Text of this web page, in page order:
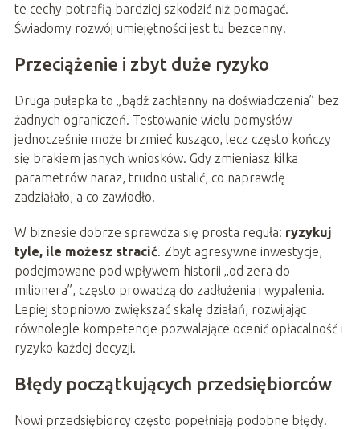
te cechy potrafią bardziej szkodzić niż pomagać.
Świadomy rozwój umiejętności jest tu bezcenny.
Przeciążenie i zbyt duże ryzyko
Druga pułapka to „bądź zachłanny na doświadczenia” bez
żadnych ograniczeń. Testowanie wielu pomysłów
jednocześnie może brzmieć kusząco, lecz często kończy
się brakiem jasnych wniosków. Gdy zmieniasz kilka
parametrów naraz, trudno ustalić, co naprawdę
zadziałało, a co zawiodło.
W biznesie dobrze sprawdza się prosta reguła: ryzykuj
tyle, ile możesz stracić. Zbyt agresywne inwestycje,
podejmowane pod wpływem historii „od zera do
milionera”, często prowadzą do zadłużenia i wypalenia.
Lepiej stopniowo zwiększać skalę działań, rozwijając
równolegle kompetencje pozwalające ocenić opłacalność i
ryzyko każdej decyzji.
Błędy początkujących przedsiębiorców
Nowi przedsiębiorcy często popełniają podobne błędy.